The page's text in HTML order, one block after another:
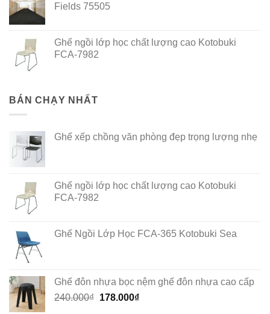
Fields 75505
Ghế ngồi lớp học chất lượng cao Kotobuki
FCA-7982
BÁN CHẠY NHẤT
Ghế xếp chồng văn phòng đẹp trọng lượng nhẹ
Ghế ngồi lớp học chất lượng cao Kotobuki
FCA-7982
Ghế Ngồi Lớp Học FCA-365 Kotobuki Sea
Ghế đôn nhựa bọc nệm ghế đôn nhựa cao cấp
240.000₫ Original
178.000₫Current